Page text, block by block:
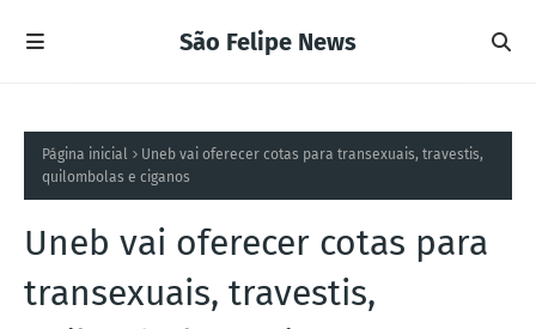
São Felipe News
Página inicial
Uneb vai oferecer cotas para transexuais, travestis,
quilombolas e ciganos
Uneb vai oferecer cotas para
transexuais, travestis,